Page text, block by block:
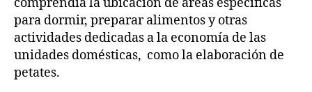
para dormir, preparar alimentos y otras
actividades dedicadas a la economía de las
unidades domésticas, como la elaboración de
petates.